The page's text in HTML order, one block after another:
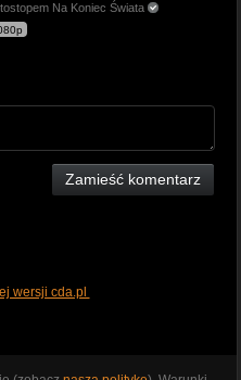
Na Koniec Świata
Zamieść komentarz
wersji cda.pl